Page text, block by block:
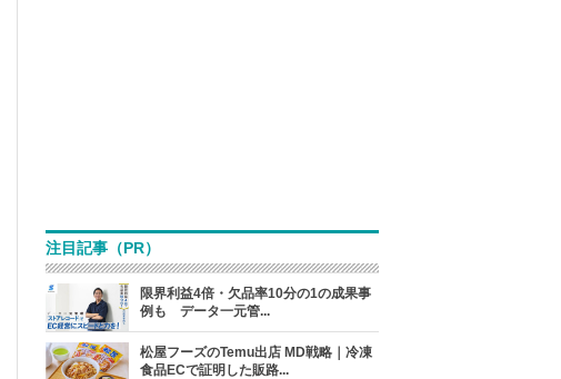
注目記事（PR）
限界利益4倍・欠品率10分の1の成果事
例も データ一元管...
松屋フーズのTemu出店 MD戦略｜冷凍
食品ECで証明した販路...